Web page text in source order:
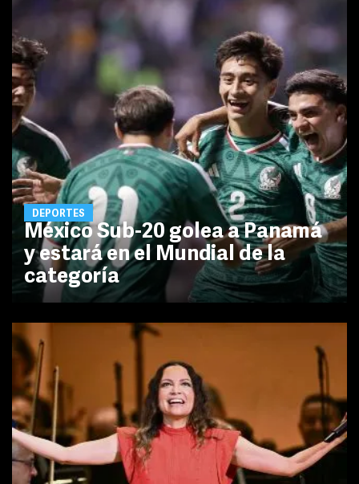
DEPORTES
México Sub-20 golea a Panamá
y estará en el Mundial de la
categoría